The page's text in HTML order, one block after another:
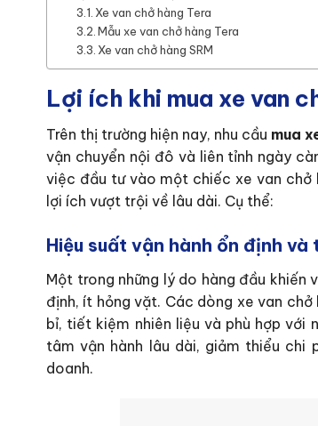
Xe van chở hàng Tera
Mẫu xe van chở hàng Tera
Xe van chở hàng SRM
Lợi ích khi mua xe van
Trên thị trường hiện nay, nhu cầu mua
vận chuyển nội đô và liên tỉnh ngày
việc đầu tư vào một chiếc xe van chở
lợi ích vượt trội về lâu dài. Cụ thể:
Hiệu suất vận hành ổn định và
Một trong những lý do hàng đầu khiến
định, ít hỏng vặt. Các dòng xe van
bỉ, tiết kiệm nhiên liệu và phù hợp với
tâm vận hành lâu dài, giảm thiểu chi
doanh.